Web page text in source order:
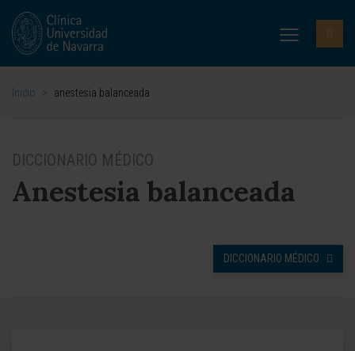
Inicio > anestesia balanceada
DICCIONARIO MÉDICO
Anestesia balanceada
DICCIONARIO MÉDICO